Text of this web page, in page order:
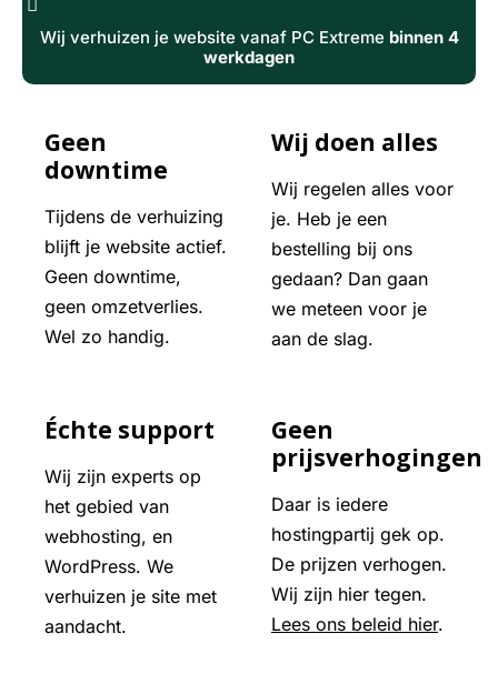
Wij verhuizen je website vanaf PC Extreme binnen 4
werkdagen
Geen
downtime
Tijdens de verhuizing
blijft je website actief.
Geen downtime,
geen omzetverlies.
Wel zo handig.
Wij doen alles
Wij regelen alles voor
je. Heb je een
bestelling bij ons
gedaan? Dan gaan
we meteen voor je
aan de slag.
Échte support
Wij zijn experts op
het gebied van
webhosting, en
WordPress. We
verhuizen je site met
aandacht.
Geen
prijsverhogingen
Daar is iedere
hostingpartij gek op.
De prijzen verhogen.
Wij zijn hier tegen.
Lees ons beleid hier.